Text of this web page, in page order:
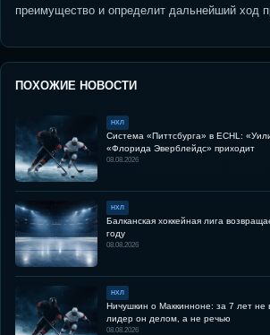
преимущество и определит дальнейший ход
ПОХОЖИЕ НОВОСТИ
НХЛ
Система «Питтсбурга» в ECHL:
«Флорида Эверблейдс» приходит
08.08.2026
НХЛ
Балканская хоккейная лига
году
08.08.2026
НХЛ
Ничушкин о Маккинноне: за 7 лет не
лидер он делом, а не речью
08.08.2026